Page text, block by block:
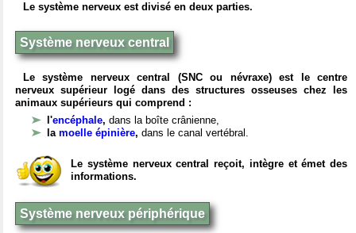
Le système nerveux est divisé en deux parties.
Système nerveux central
Le système nerveux central (SNC ou névraxe) est le centre
nerveux supérieur logé dans des structures osseuses chez les
animaux supérieurs qui comprend :
l'encéphale, dans la boîte crânienne,
la moelle épinière, dans le canal vertébral.
Le système nerveux central reçoit, intègre et émet des
informations.
Système nerveux périphérique